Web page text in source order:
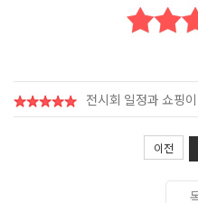
전시회 일정과 쇼핑
이전